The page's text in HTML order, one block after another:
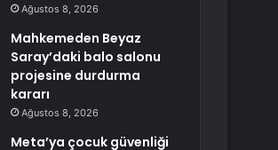
Ağustos 8, 2026
Mahkemeden Beyaz
Saray’daki balo salonu
projesine durdurma
kararı
Ağustos 8, 2026
Meta’ya çocuk güvenliği